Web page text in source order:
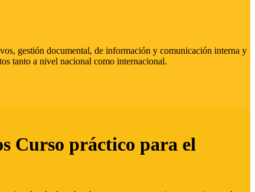
gestión documental, de información y comunicación interna y
tanto a nivel nacional como internacional.
Curso práctico para el